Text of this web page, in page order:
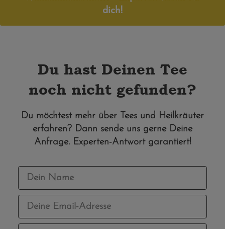
dich!
Du hast Deinen Tee
noch nicht gefunden?
Du möchtest mehr über Tees und Heilkräuter
erfahren? Dann sende uns gerne Deine
Anfrage. Experten-Antwort garantiert!